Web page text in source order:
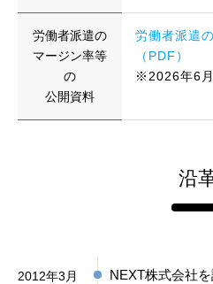
労働者派遣の
マージン率等
の
公開資料
労働者派遣
（PDF）
※2026年6
沿
2012年3月 NEXT株式会社